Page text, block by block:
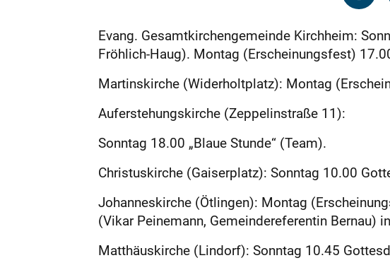
Evang. Gesamtkirchengemeinde Kirchheim:
Fröhlich-Haug). Montag (Erscheinungsfest)
Martinskirche (Widerholtplatz): Montag
Auferstehungskirche (Zeppelinstraße 11):
Sonntag 18.00 „Blaue Stunde“ (Team).
Christuskirche (Gaiserplatz): Sonntag 10.00
Johanneskirche (Ötlingen): Montag
(Vikar Peinemann, Gemeindereferentin Bernau)
Matthäuskirche (Lindorf): Sonntag 10.45